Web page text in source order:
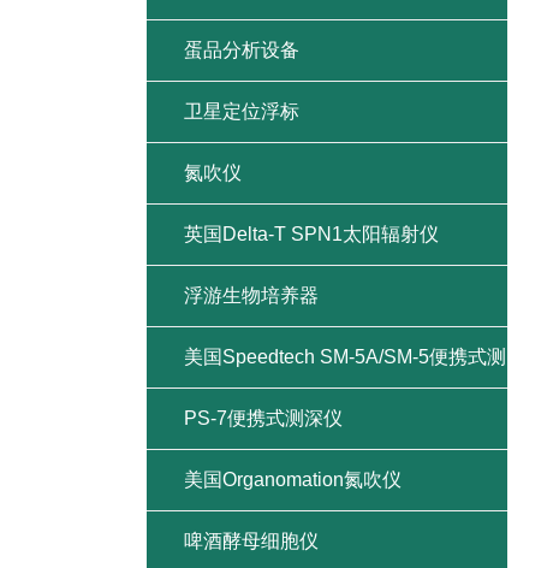
蛋品分析设备
卫星定位浮标
氮吹仪
英国Delta-T SPN1太阳辐射仪
浮游生物培养器
美国Speedtech SM-5A/SM-5便携式测
深仪
PS-7便携式测深仪
美国Organomation氮吹仪
啤酒酵母细胞仪